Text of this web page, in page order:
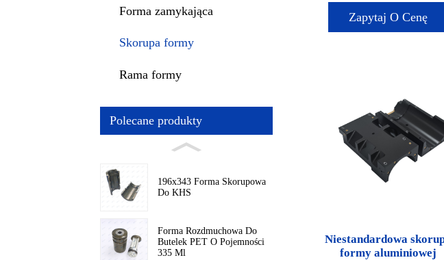
Forma zamykająca
Skorupa formy
Rama formy
Polecane produkty
196x343 Forma Skorupowa
Do KHS
Forma Rozdmuchowa Do
Butelek PET O Pojemności
335 Ml
Zapytaj O Cenę
Niestandardowa
formy aluminiowej